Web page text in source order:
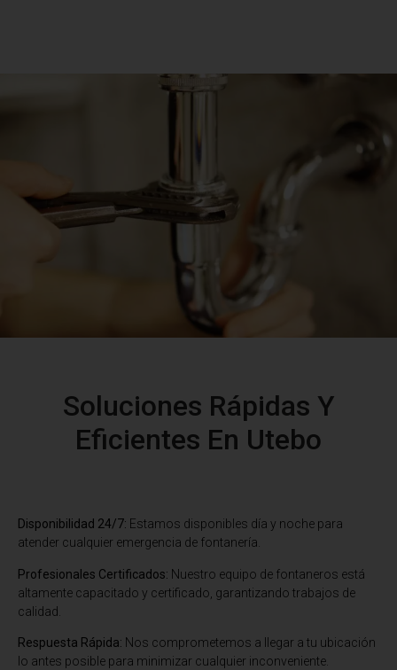
Soluciones Rápidas Y
Eficientes En Utebo
Disponibilidad 24/7: Estamos disponibles día y noche para
atender cualquier emergencia de fontanería.
Profesionales Certificados: Nuestro equipo de fontaneros está
altamente capacitado y certificado, garantizando trabajos de
calidad.
Respuesta Rápida: Nos comprometemos a llegar a tu ubicación
lo antes posible para minimizar cualquier inconveniente.